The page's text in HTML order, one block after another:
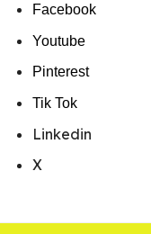
Facebook
Youtube
Pinterest
Tik Tok
Linkedin
X